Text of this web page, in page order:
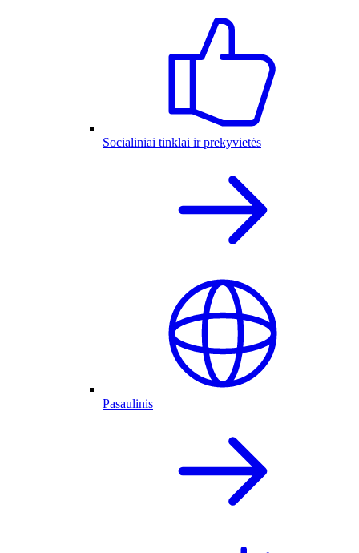
Socialiniai tinklai ir prekyvietės
Pasaulinis